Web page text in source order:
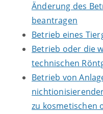
Änderung des
beantragen
Betrieb eines
Betrieb oder die
technischen
Betrieb von
zu kosmetischen